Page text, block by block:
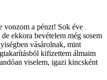
a pénzt! Sok éve
ekkora bevételem még sosem
vásárolnak, mint
kifizettem álmaim
viselem, igazi kincsként